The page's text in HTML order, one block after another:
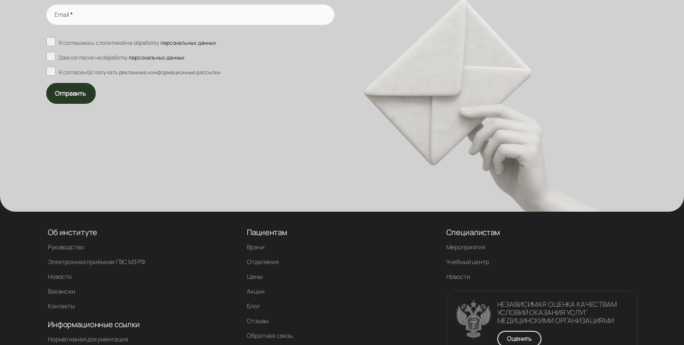
Email*
Я соглашаюсь с политикой на обработкуперсональных данных
Даю согласие на обработкуперсональных данных
Я согласен(а) получать рекламные и информационные рассылки
Отправить
Об институте
Руководство
Электронная приёмная ГВС МЗ РФ
Новости
Вакансии
Контакты
Информационные ссылки
Нормативная документация
Пациентам
Врачи
Отделения
Цены
Акции
Блог
Отзывы
Обратная связь
Специалистам
Мероприятия
Учебный центр
Новости
НЕЗАВИСИМАЯ ОЦЕНКА КАЧЕСТВАM
УСЛОВИЙ ОКАЗАНИЯ УСЛУГ
МЕДИЦИНСКИМИ ОРГАНИЗАЦИЯМИ
Оценить